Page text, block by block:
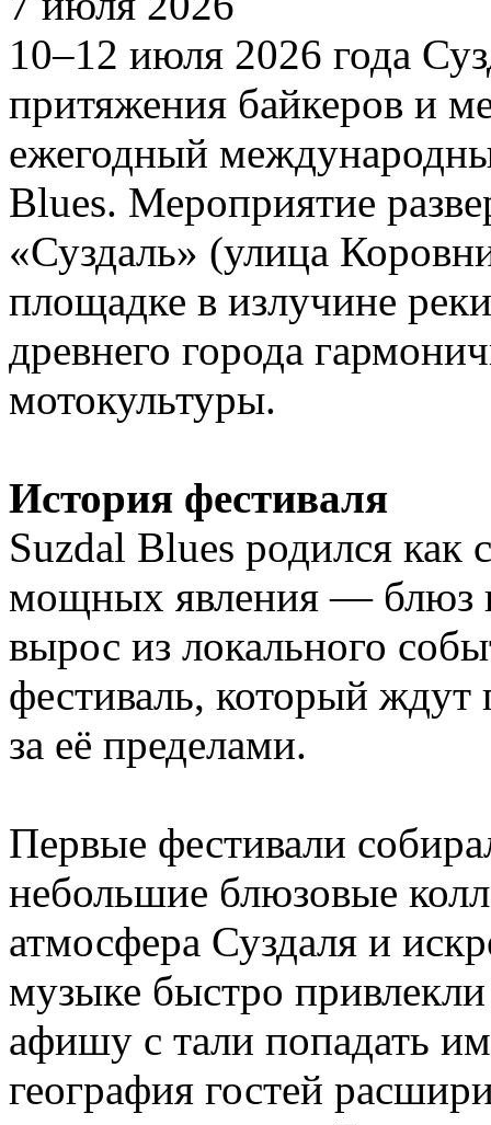
10–12 июля 2026 года
притяжения байкеров и
ежегодный
Blues. Мероприятие
«Суздаль» (улица
площадке в излучине
древнего города
мотокультуры.
История фестиваля
Suzdal Blues родился как
мощных явления — блюз
вырос из локального
фестиваль, который
за её пределами.
Первые фестивали
небольшие блюзовые
атмосфера Суздаля и
музыке быстро
афишу с тали попадать
география гостей